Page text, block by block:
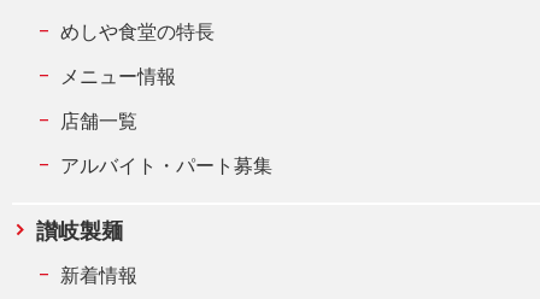
めしや食堂の特長
メニュー情報
店舗一覧
アルバイト・パート募集
讃岐製麺
新着情報